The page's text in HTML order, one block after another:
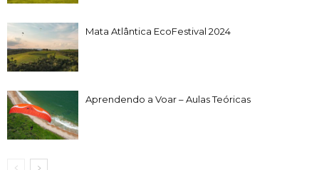
Mata Atlântica EcoFestival 2024
Aprendendo a Voar – Aulas Teóricas